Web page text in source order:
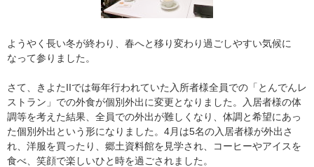
ようやく長い冬が終わり、春へと移り変わり過ごしやすい気候に
なって参りました。
さて、きよたIIでは毎年行われていた入所者様全員での「とんでんレ
ストラン」での外食が個別外出に変更となりました。入居者様の体
調等を考えた結果、全員での外出が難しくなり、体調と希望にあっ
た個別外出という形になりました。4月は5名の入居者様が外出さ
れ、洋服を買ったり、郷土資料館を見学され、コーヒーやアイスを
食べ、笑顔で楽しいひと時を過ごされました。